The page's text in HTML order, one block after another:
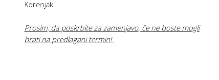
Korenjak.
Prosim, da poskrbite za zamenjavo, če ne boste mogli
brati na predlagani termin!